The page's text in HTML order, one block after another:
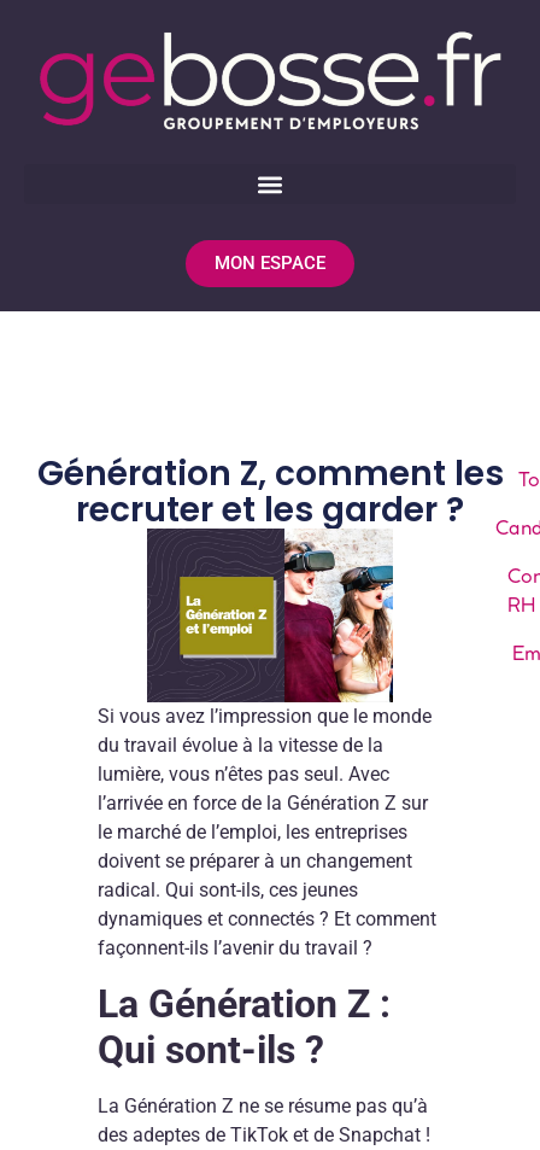
MON ESPACE
Génération Z, comment les
recruter et les garder ?
Si vous avez l’impression que le monde
du travail évolue à la vitesse de la
lumière, vous n’êtes pas seul. Avec
l’arrivée en force de la Génération Z sur
le marché de l’emploi, les entreprises
doivent se préparer à un changement
radical. Qui sont-ils, ces jeunes
dynamiques et connectés ? Et comment
façonnent-ils l’avenir du travail ?
La Génération Z :
Qui sont-ils ?
La Génération Z ne se résume pas qu’à
des adeptes de TikTok et de Snapchat !
RH